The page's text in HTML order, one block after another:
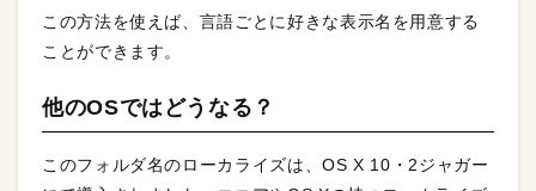
この方法を使えば、言語ごとに好きな表示名を用意する
ことができます。
他のOSではどうなる？
このフォルダ名のローカライズは、OS X 10・2ジャガー